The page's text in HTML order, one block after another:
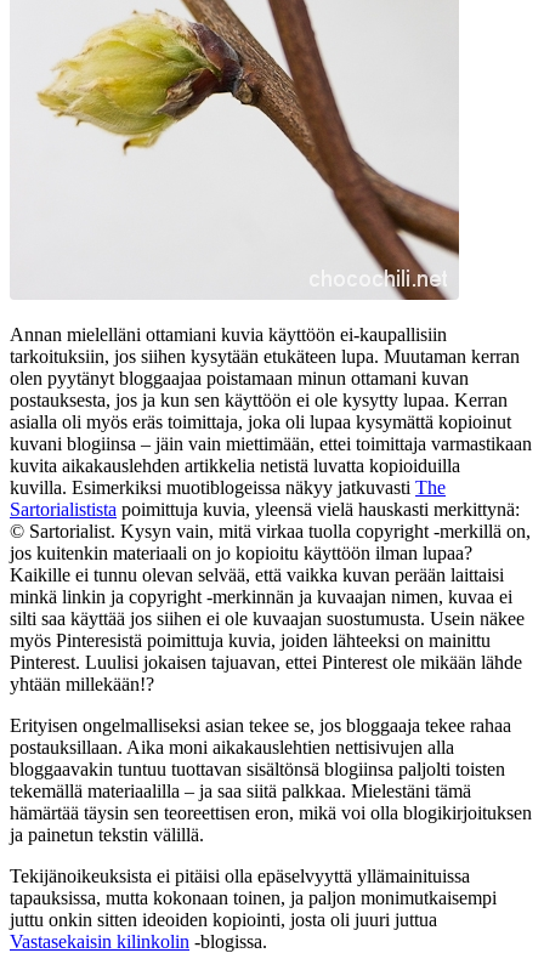
Annan mielelläni ottamiani kuvia käyttöön ei-kaupallisiin
tarkoituksiin, jos siihen kysytään etukäteen lupa. Muutaman kerran
olen pyytänyt bloggaajaa poistamaan minun ottamani kuvan
postauksesta, jos ja kun sen käyttöön ei ole kysytty lupaa. Kerran
asialla oli myös eräs toimittaja, joka oli lupaa kysymättä kopioinut
kuvani blogiinsa – jäin vain miettimään, ettei toimittaja varmastikaan
kuvita aikakauslehden artikkelia netistä luvatta kopioiduilla
kuvilla. Esimerkiksi muotiblogeissa näkyy jatkuvasti The
Sartorialistista poimittuja kuvia, yleensä vielä hauskasti merkittynä:
© Sartorialist. Kysyn vain, mitä virkaa tuolla copyright -merkillä on,
jos kuitenkin materiaali on jo kopioitu käyttöön ilman lupaa?
Kaikille ei tunnu olevan selvää, että vaikka kuvan perään laittaisi
minkä linkin ja copyright -merkinnän ja kuvaajan nimen, kuvaa ei
silti saa käyttää jos siihen ei ole kuvaajan suostumusta. Usein näkee
myös Pinteresistä poimittuja kuvia, joiden lähteeksi on mainittu
Pinterest. Luulisi jokaisen tajuavan, ettei Pinterest ole mikään lähde
yhtään millekään!?
Erityisen ongelmalliseksi asian tekee se, jos bloggaaja tekee rahaa
postauksillaan. Aika moni aikakauslehtien nettisivujen alla
bloggaavakin tuntuu tuottavan sisältönsä blogiinsa paljolti toisten
tekemällä materiaalilla – ja saa siitä palkkaa. Mielestäni tämä
hämärtää täysin sen teoreettisen eron, mikä voi olla blogikirjoituksen
ja painetun tekstin välillä.
Tekijänoikeuksista ei pitäisi olla epäselvyyttä yllämainituissa
tapauksissa, mutta kokonaan toinen, ja paljon monimutkaisempi
juttu onkin sitten ideoiden kopiointi, josta oli juuri juttua
Vastasekaisin kilinkolin -blogissa.